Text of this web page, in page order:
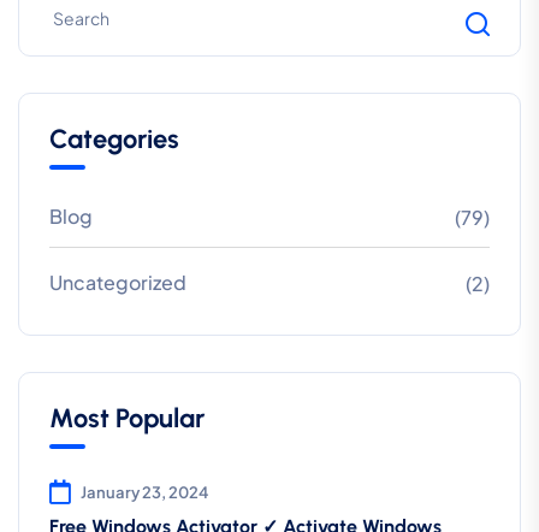
Categories
Blog (79)
Uncategorized (2)
Most Popular
January 23, 2024
Free Windows Activator ✓ Activate Windows